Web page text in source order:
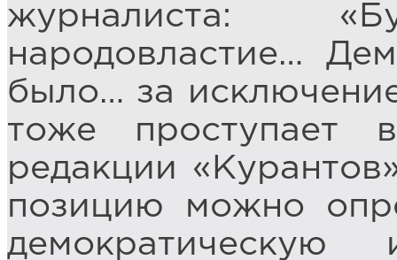
журналиста:
народовластие…
было… за
тоже проступает
редакции
позицию можно